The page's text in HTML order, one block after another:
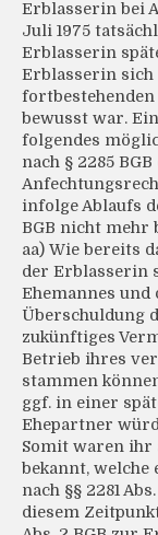
Erblasserin bei
Juli 1975
Erblasserin
Erblasserin sich
bewusst war.
folgendes
nach § 2285
infolge Ablaufs
BGB nicht mehr
aa) Wie bereits
der Erblasserin
Ehemannes
Überschuldung
zukünftiges
Betrieb ihres
stammen
ggf. in einer
Ehepartner
Somit waren ihr
bekannt, welche
nach §§ 2281
diesem